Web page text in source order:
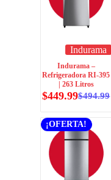
Indurama
Indurama –
Refrigeradora RI-395
| 263 Litros
$494.99
$449.99
¡OFERTA!